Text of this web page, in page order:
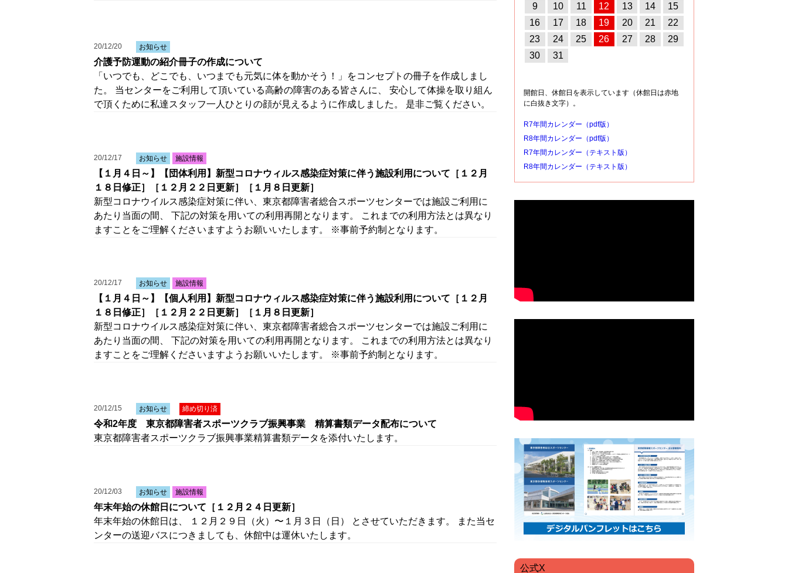
20/12/20 お知らせ
介護予防運動の紹介冊子の作成について
「いつでも、どこでも、いつまでも元気に体を動かそう！」をコンセプトの冊子を作成しまし
た。 当センターをご利用して頂いている高齢の障害のある皆さんに、 安心して体操を取り組ん
で頂くために私達スタッフ一人ひとりの顔が見えるように作成しました。 是非ご覧ください。
20/12/17 お知らせ 施設情報
【１月４日～】【団体利用】新型コロナウィルス感染症対策に伴う施設利用について［１２月
１８日修正］［１２月２２日更新］［１月８日更新］
新型コロナウイルス感染症対策に伴い、東京都障害者総合スポーツセンターでは施設ご利用に
あたり当面の間、 下記の対策を用いての利用再開となります。 これまでの利用方法とは異なり
ますことをご理解くださいますようお願いいたします。 ※事前予約制となります。
20/12/17 お知らせ 施設情報
【１月４日～】【個人利用】新型コロナウィルス感染症対策に伴う施設利用について［１２月
１８日修正］［１２月２２日更新］［１月８日更新］
新型コロナウイルス感染症対策に伴い、東京都障害者総合スポーツセンターでは施設ご利用に
あたり当面の間、 下記の対策を用いての利用再開となります。 これまでの利用方法とは異なり
ますことをご理解くださいますようお願いいたします。 ※事前予約制となります。
20/12/15 お知らせ 締め切り済
令和2年度 東京都障害者スポーツクラブ振興事業 精算書類データ配布について
東京都障害者スポーツクラブ振興事業精算書類データを添付いたします。
20/12/03 お知らせ 施設情報
年末年始の休館日について［１２月２４日更新］
年末年始の休館日は、 １２月２９日（火）〜１月３日（日） とさせていただきます。 また当セ
ンターの送迎バスにつきましても、休館中は運休いたします。
9
10 11 12 13 14
15
16
17 18 19 20 21
22
23
24 25 26 27 28
29
30
31
開館日、休館日を表示しています（休館日は赤地
に白抜き文字）。
R7年間カレンダー（pdf版）
R8年間カレンダー（pdf版）
R7年間カレンダー（テキスト版）
R8年間カレンダー（テキスト版）
公式X